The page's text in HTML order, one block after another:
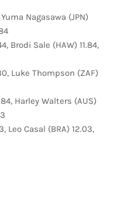
Nagasawa (JPN)
Brodi Sale (HAW) 11.84,
Luke Thompson (ZAF)
Harley Walters (AUS)
Leo Casal (BRA) 12.03,